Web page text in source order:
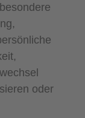
oder